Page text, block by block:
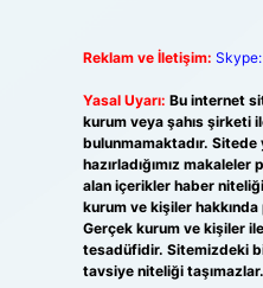
Reklam ve İletişim:
Yasal Uyarı: Bu internet
kurum veya şahıs şirketi
bulunmamaktadır. Sitede
hazırladığımız
alan içerikler haber
kurum ve kişiler hakkında
Gerçek kurum ve kişiler
tesadüfidir. Sitemizdeki
tavsiye niteliği taşımazlar.